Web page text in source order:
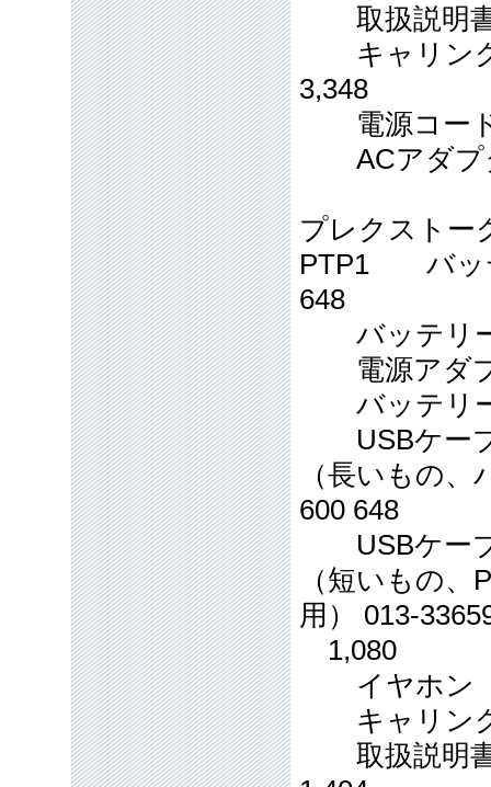
取扱説明書(
キャリン
3,348
電源コード
ACアダプ
プレクストー
PTP1 バッテ
648
バッテリー
電源アダ
バッテリ
USBケー
（長いもの
600 648
USBケー
（短いもの
用） 013-
1,080
イヤホン
キャリン
取扱説明